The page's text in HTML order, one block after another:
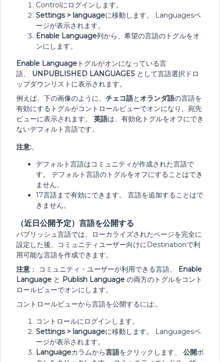
Controlにログインします。
Settings > languageに移動します。 Languagesペ
ージが表示されます。
Enable Language列から、希望の言語のトグルをオ
ンにします。
Enable Language トグルがオンになっている言
語、
UNPUBLISHED LANGUAGES として言語選択ドロ
ップダウンリストに表示されます。
例えば、下の画像のように、 チェコ語とオランダ語の言語を
有効にするトグルがコントロールビューでオンになり、宛先
ビューに表示されます。 英語は、有効化トグルをオフにでき
ないデフォルト言語です。
注意:。
デフォルト言語はコミュニティが作成された言語で
す。 デフォルト言語のトグルをオフにすることはでき
ません。
17言語まで有効にできます。 言語を追加することはで
きません。
（近日公開予定）言語を公開する
パブリッシュ言語では、ローカライズされたページを完全に
設定した後、コミュニティユーザー向けにDestinationで利
用可能な言語を作成できます。
注意 ： コミュニティ・ユーザーが利用できる言語、
Enable
Language と Publish Language の両方のトグルをコント
ロールビューでオンにします。
コントロールビューから言語を公開するには:。
コントロールにログインします。
Settings > languageに移動します。 Languagesペ
ージが表示されます。
Languageカラムから言語をクリックします、 公開ボ